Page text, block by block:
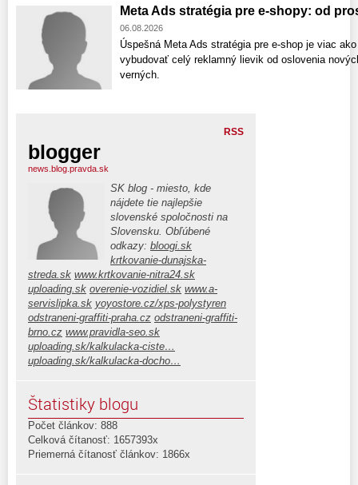
Meta Ads stratégia pre e-shopy: od
06.08.2026
Úspešná Meta Ads stratégia pre e-shop je viac
vybudovať celý reklamný lievik od oslovenia
verných.
RSS
blogger
news.blog.pravda.sk
SK blog - miesto, kde
nájdete tie najlepšie
slovenské spoločnosti na
Slovensku. Obľúbené
odkazy: bloogi.sk
krtkovanie-dunajska-
streda.sk www.krtkovanie-nitra24.sk
uploading.sk overenie-vozidiel.sk www.a-
servislipka.sk yoyostore.cz/xps-polystyren
odstraneni-graffiti-praha.cz odstraneni-graffiti-
brno.cz www.pravidla-seo.sk
uploading.sk/kalkulacka-ciste…
uploading.sk/kalkulacka-docho…
Štatistiky blogu
Počet článkov: 888
Celková čítanosť: 1657393x
Priemerná čítanosť článkov: 1866x